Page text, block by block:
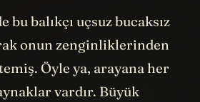
bu balıkçı uçsuz bucaksız
onun zenginliklerinden
Öyle ya, arayana her
vardır. Büyük